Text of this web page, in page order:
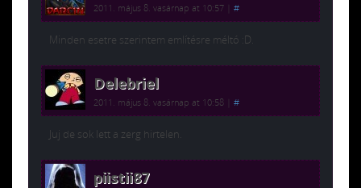
2011. május 8. vasárnap at 10:57 #
Minden esetre szerintem említésre méltó :D.
Delebriel
2011. május 8. vasárnap at 10:58 #
Juj de sok lett a zerg hirtelen.
piistii87